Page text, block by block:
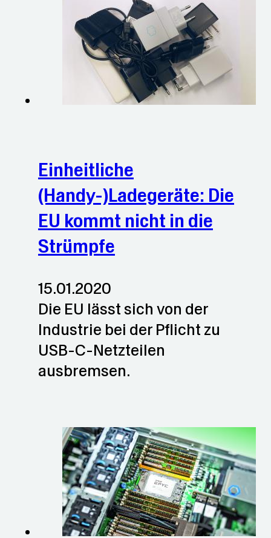
Einheitliche
(Handy-)Ladegeräte: Die
EU kommt nicht in die
Strümpfe
15.01.2020
Die EU lässt sich von der
Industrie bei der Pflicht zu
USB-C-Netzteilen
ausbremsen.